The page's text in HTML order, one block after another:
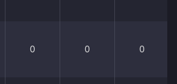
0 0 0